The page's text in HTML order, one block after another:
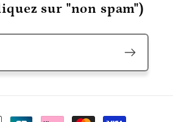
sur "non spam")